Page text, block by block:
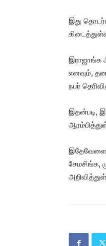
இது
இராஜாங்க
எனவும்,
நபர்
இதன்படி,
இதேவேளை,
சேமசிங்க,